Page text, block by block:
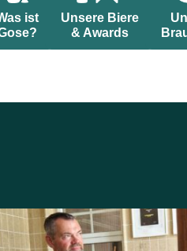
ist
Unsere Biere
& Awards